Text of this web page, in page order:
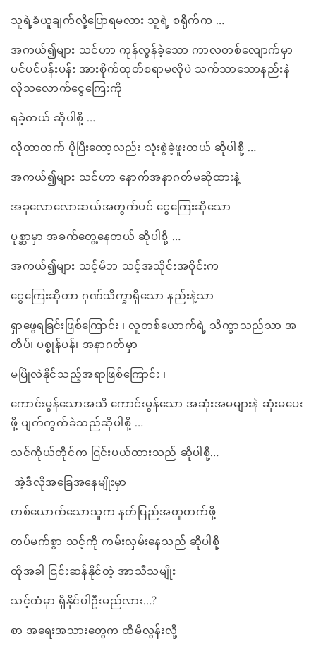
သူရဲ့ခံယူချက်လို့ပြောရမလား သူရဲ့ စရိုက်က …
အကယ်၍များ သင်ဟာ ကုန်လွန်ခဲ့သော ကာလတစ်လျောက်မှာ
ပင်ပင်ပန်းပန်း အားစိုက်ထုတ်စရာမလိုပဲ သက်သာသောနည်းနဲ
လိုသလောက်ငွေကြေးကို
ရခဲ့တယ် ဆိုပါစို့ …
လိုတာထက် ပိုပြီးတော့လည်း သုံးစွဲခဲ့ဖူးတယ် ဆိုပါစို့ …
အကယ်၍များ သင်ဟာ နောက်အနာဂတ်မဆိုထားနဲ့
အခုလောလောဆယ်အတွက်ပင် ငွေကြေးဆိုသော
ပုစ္ဆာမှာ အခက်တွေ့နေတယ် ဆိုပါစို့ …
အကယ်၍များ သင့်မိဘ သင့်အသိုင်းအဝိုင်းက
ငွေကြေးဆိုတာ ဂုဏ်သိက္ခာရှိသော နည်းနဲ့သာ
ရှာဖွေရခြင်းဖြစ်ကြောင်း ၊ လူတစ်ယောက်ရဲ့ သိက္ခာသည်သာ အ
တိပ်၊ ပစ္စုန်ပန်၊ အနာဂတ်မှာ
မပြိုလဲနိုင်သည့်အရာဖြစ်ကြောင်း ၊
ကောင်းမွန်သောအသိ ကောင်းမွန်သော အဆုံးအမများနဲ ဆုံးမပေး
ဖို့ ပျက်ကွက်ခဲသည်ဆိုပါစို့ …
သင်ကိုယ်တိုင်က ငြင်းပယ်ထားသည် ဆိုပါစို့…
အဲ့ဒီလိုအခြေအနေမျိုးမှာ
တစ်ယောက်သောသူက နတ်ပြည်အတူတက်ဖို့
တပ်မက်စွာ သင့်ကို ကမ်းလှမ်းနေသည် ဆိုပါစို့
ထိုအခါ ငြင်းဆန်နိုင်တဲ့ အာသီသမျိုး
သင့်ထံမှာ ရှိနိုင်ပါဦးမည်လား…?
စာ အရေးအသားတွေက ထိမိလွန်းလို့